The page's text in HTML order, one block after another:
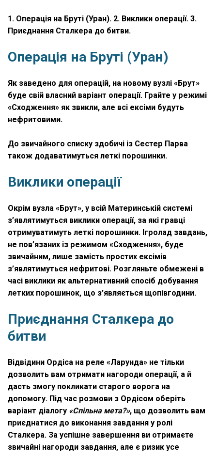
1. Операція на Бруті (Уран). 2. Виклики операції. 3.
Приєднання Сталкера до битви.
Операція на Бруті (Уран)
Як заведено для операцій, на новому вузлі «Брут»
буде свій власний варіант операції. Грайте у режимі
«Сходження» як звикли, але всі ексіми будуть
нефритовими.
До звичайного списку здобичі із Сестер Парва
також додаватимуться леткі порошинки.
Виклики операції
Окрім вузла «Брут», у всій Материнській системі
з’являтимуться виклики операції, за які гравці
отримуватимуть леткі порошинки. Ігролад завдань,
не пов’язаних із режимом «Сходження», буде
звичайним, лише замість простих ексімів
з’являтимуться нефритові. Розгляньте обмежені в
часі виклики як альтернативний спосіб добування
летких порошинок, що з’являється щопівгодини.
Приєднання Сталкера до
битви
Відвідини Ордіса на реле «Ларунда» не тільки
дозволить вам отримати нагороди операції, а й
дасть змогу покликати старого ворога на
допомогу. Під час розмови з Ордісом оберіть
варіант діалогу «Спільна мета?», що дозволить вам
приєднатися до виконання завдання у ролі
Сталкера. За успішне завершення ви отримаєте
звичайні нагороди завдання, але є ризик усе